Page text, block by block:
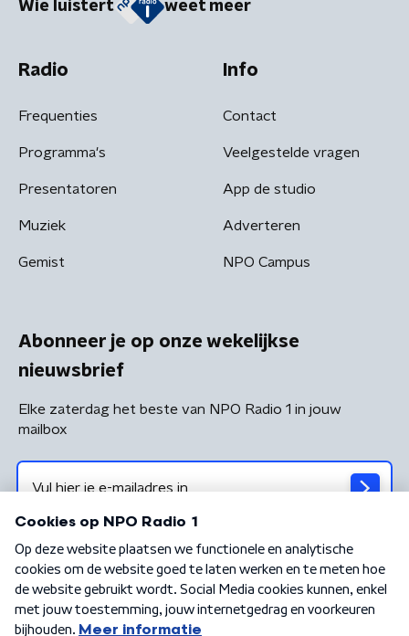
Wie luistert weet meer
Radio
Frequenties
Programma's
Presentatoren
Muziek
Gemist
Info
Contact
Veelgestelde vragen
App de studio
Adverteren
NPO Campus
Abonneer je op onze wekelijkse
nieuwsbrief
Elke zaterdag het beste van NPO Radio 1 in jouw
mailbox
Algemene voorwaarden